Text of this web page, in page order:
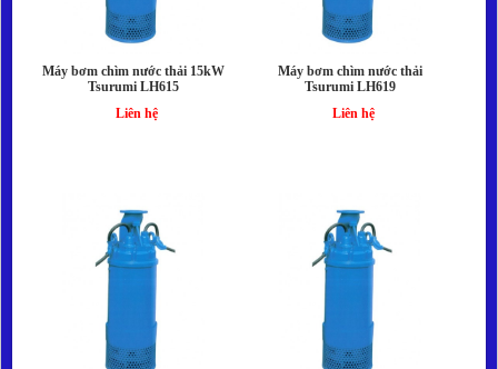
Máy bơm chìm nước thải 15kW
Tsurumi LH615
Liên hệ
Máy bơm chìm nước thải
Tsurumi LH619
Liên hệ